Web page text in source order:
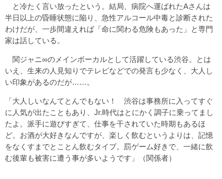
と冷たく言い放ったという。結局、病院へ運ばれたAさんは
半日以上の昏睡状態に陥り、急性アルコール中毒と診断された
わけだが、一歩間違えれば「命に関わる危険もあった」と専門
家は話している。
関ジャニ∞のメインボーカルとして活躍している渋谷。とは
いえ、生来の人見知りでテレビなどでの発言も少なく、大人し
い印象があるのだが……。
「大人しいなんてとんでもない！ 渋谷は事務所に入ってすぐ
に人気が出たこともあり、Jr.時代はとにかく調子に乗ってまし
たよ。派手に遊びすぎて、仕事を干されていた時期もあるほ
ど。お酒が大好きなんですが、楽しく飲むというよりは、記憶
をなくすまでとことん飲むタイプ。罰ゲーム好きで、一緒に飲
む後輩も被害に遭う事が多いようです」（関係者）